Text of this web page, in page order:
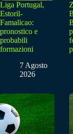
Liga Portugal,
Estoril-
Famalicao:
pronostico e
probabili
formazioni
7 Agosto
2026